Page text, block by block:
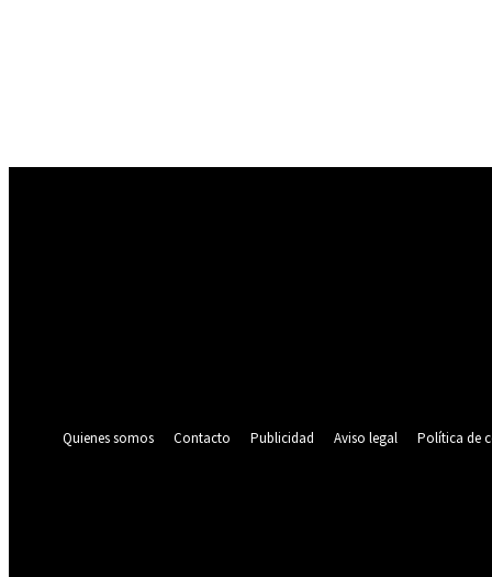
Quienes somos
Contacto Publicidad Aviso legal Política de